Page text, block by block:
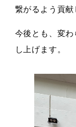
繋がるよう貢献
今後とも、変
し上げます。